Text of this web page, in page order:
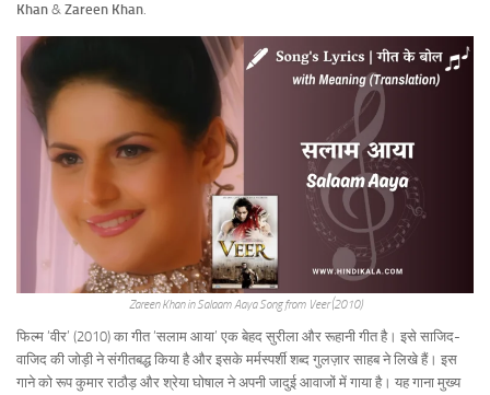
Khan & Zareen Khan.
Zareen Khan in Salaam Aaya Song from Veer (2010)
फिल्म ‘वीर’ (2010) का गीत ‘सलाम आया’ एक बेहद सुरीला और रूहानी गीत है। इसे साजिद-
वाजिद की जोड़ी ने संगीतबद्ध किया है और इसके मर्मस्पर्शी शब्द गुलज़ार साहब ने लिखे हैं। इस
गाने को रूप कुमार राठौड़ और श्रेया घोषाल ने अपनी जादुई आवाजों में गाया है। यह गाना मुख्य